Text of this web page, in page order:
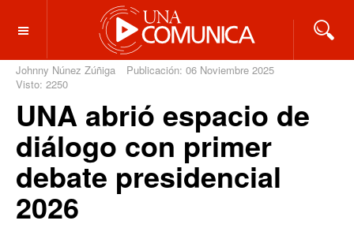
OFF CANVAS
Johnny Núnez Zúñiga
Publicación: 06 Noviembre 2025
Visto: 2250
UNA abrió espacio de
diálogo con primer
debate presidencial
2026